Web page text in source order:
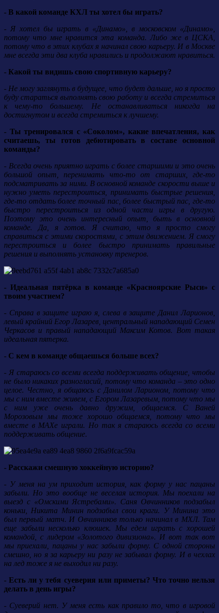
- В какой команде КХЛ ты хотел бы играть?
- Я хотел бы играть в «Динамо», в московском «Динамо»,
потому что мне нравится эта команда. Либо же в ЦСКА,
потому что в этих клубах я начинал свою карьеру. И в Москве
мне всегда эти два клуба нравились и продолжают нравиться.
- Какой ты видишь свою спортивную карьеру?
- Не могу заглянуть в будущее, что будет дальше, но я просто
буду стараться выполнять свою работу и всегда стремиться
к чему-то большему. Не останавливаться никогда на
достигнутом и всегда стремиться к лучшему.
- Ты тренировался с «Соколом», какие впечатления, как
считаешь, ты готов дебютировать в составе основной
команды?
- Всегда очень приятно играть с более старшими и это очень
большой опыт, перенимать что-то от старших, где-то
подсматривать за ними. В основной команде скорости выше и
нужно уметь перестроиться, принимать быстрые решения,
где-то отдать более точный пас, более быстрый пас, где-то
быстро перестроиться из одной части игры в другую.
Поэтому это очень интересный опыт, быть в основной
команде. Да, я готов. Я считаю, что я просто смогу
справиться с этими скоростями, с этим движением. Я смогу
перестроиться и более быстро принимать правильные
решения и выполнять установку тренеров.
- Идеальная пятёрка в команде «Красноярские Рыси» с
твоим участием?
- Справа в защите играю я, слева в защите Данил Ларионов,
левый крайний Егор Лазарев, центральный нападающий Семен
Черкасов и правый нападающий Максим Котов. Вот такая
идеальная пятерка.
- С кем в команде общаешься больше всех?
- Я стараюсь со всеми всегда поддерживать общение, чтобы
не было никаких разногласий, потому что команда – это одно
целое. Честно, я общаюсь с Данилом Ларионом, потому что
мы с ним вместе живем, с Егором Лазаревым, потому что мы
с ним уже очень давно дружим, общаемся. С Ваней
Морозовым мы тоже хорошо общаемся, потому что мы
вместе в МАХе играли. Но так я стараюсь всегда со всеми
поддерживать общение.
- Расскажи смешную хоккейную историю?
- У меня на ум приходит история, как форму у нас пацаны
забыли. Но это вообще не веселая история. Мы поехали на
выезд с «Омскими Ястребами». Саня Овчинников подзабыл
коньки, Никита Минин подзабыл свои краги. У Минина это
был первый матч. И Овчинников только начинал в МХЛ. Там
еще забыли несколько клюшек. Мы едем играть с хорошей
командой, с лидером «Золотого дивизиона». И вот так вот
мы приехали, пацаны у нас забыли форму. С одной стороны
смешно, но я за карьеру ни разу не забывал форму. И в чехлах
на лед тоже я не выходил ни разу.
- Есть ли у тебя суеверия или приметы? Что точно нельзя
делать в день игры?
- Суеверий нет. У меня есть как правило то, что в игровой